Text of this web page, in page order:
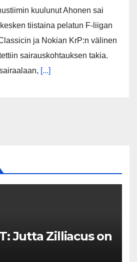
kuulunut Ahonen sai
tiistaina pelatun F-liigan
ja Nokian KrP:n välinen
sairauskohtauksen takia.
[...]
Jutta Zilliacus on